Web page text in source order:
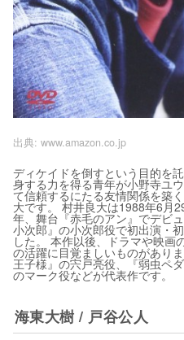
出典: www.amazon.co.jp
ディケイドを倒すという目的を
身する力を得る青年が小野寺ユ
て信頼するにたる友情関係を築
大です。 村井良大は1988年6月
年、舞台『赤毛のアン』でデビ
小次郎』の小次郎役で初出演・
した。 本作以後、ドラマや映画
の活躍に目覚ましいものがあり
王子様』の宍戸亮役、『弱虫ペ
のマーク役などが代表作です。
海東大樹 / 戸谷公人